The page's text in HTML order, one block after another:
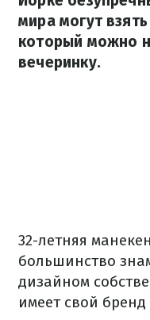
мира могут
который можно
вечеринку.
32-летняя
большинство
дизайном
имеет свой